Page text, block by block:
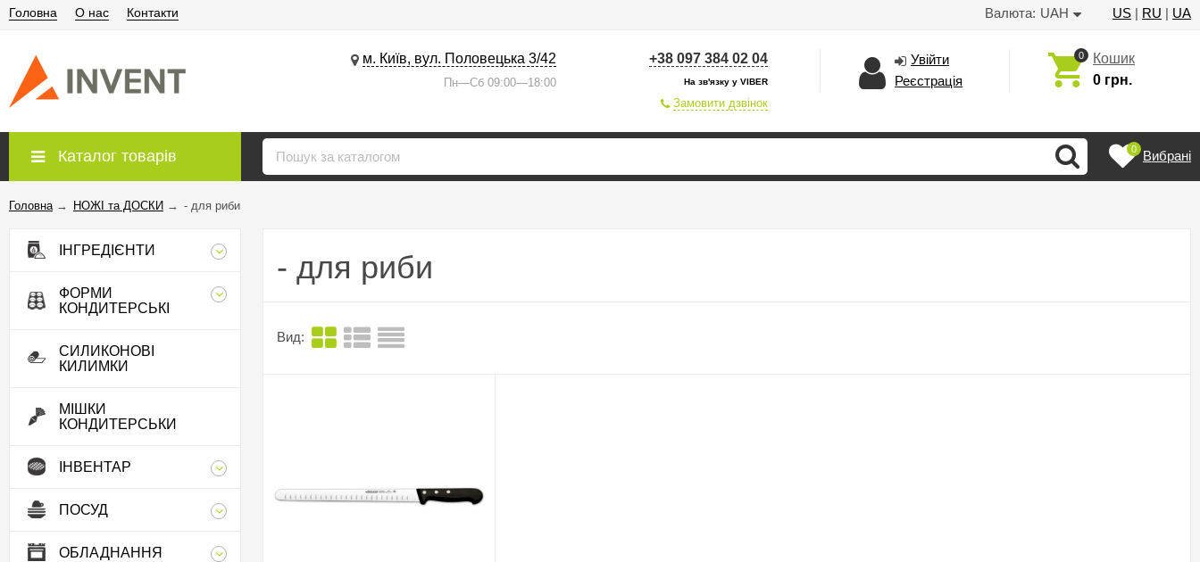
Валюта: UAH US | RU | UA
Головна О нас Контакти
м. Київ, вул. Половецька 3/42
Пн—Сб 09:00—18:00
+38 097 384 02 04
На зв'язку у VIBER
Замовити дзвінок
Увійти
Реєстрація
0
Кошик
0 грн.
Каталог товарів 0 Вибрані
Головна → НОЖІ та ДОСКИ → - для риби
ІНГРЕДІЄНТИ
ФОРМИ
КОНДИТЕРСЬКІ
СИЛИКОНОВІ
КИЛИМКИ
МІШКИ
КОНДИТЕРСЬКИ
ІНВЕНТАР
ПОСУД
ОБЛАДНАННЯ
- для риби
Вид: